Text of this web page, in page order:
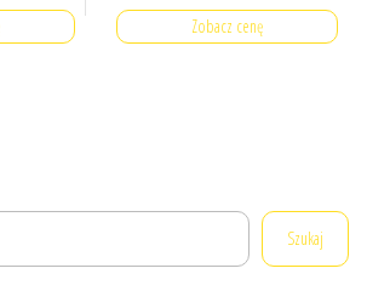
Zobacz cenę
Szukaj